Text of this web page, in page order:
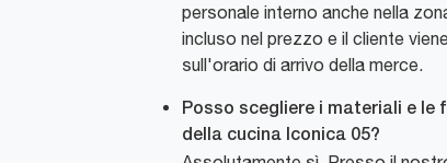
personale interno anche nella
incluso nel prezzo e il cliente
sull'orario di arrivo della merce.
Posso scegliere i materiali e le
della cucina Iconica 05?